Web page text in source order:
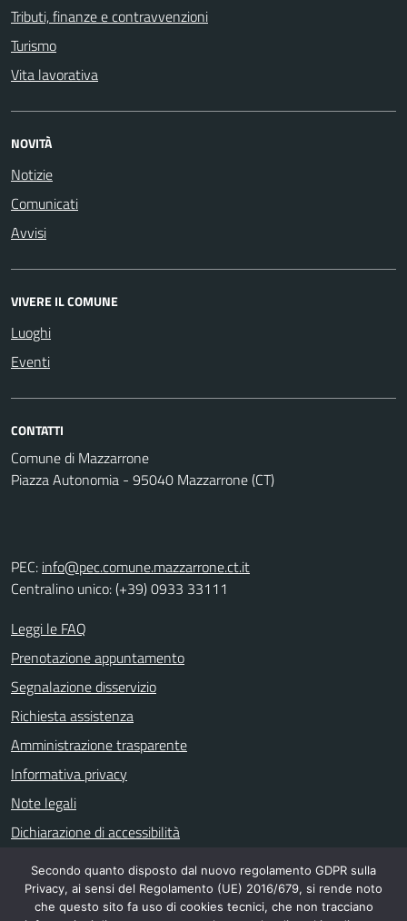
Tributi, finanze e contravvenzioni
Turismo
Vita lavorativa
NOVITÀ
Notizie
Comunicati
Avvisi
VIVERE IL COMUNE
Luoghi
Eventi
CONTATTI
Comune di Mazzarrone
Piazza Autonomia - 95040 Mazzarrone (CT)
PEC: info@pec.comune.mazzarrone.ct.it
Centralino unico: (+39) 0933 33111
Leggi le FAQ
Prenotazione appuntamento
Segnalazione disservizio
Richiesta assistenza
Amministrazione trasparente
Informativa privacy
Note legali
Dichiarazione di accessibilità
SEGUICI SU
Secondo quanto disposto dal nuovo regolamento GDPR sulla
Privacy, ai sensi del Regolamento (UE) 2016/679, si rende noto
che questo sito fa uso di cookies tecnici, che non tracciano